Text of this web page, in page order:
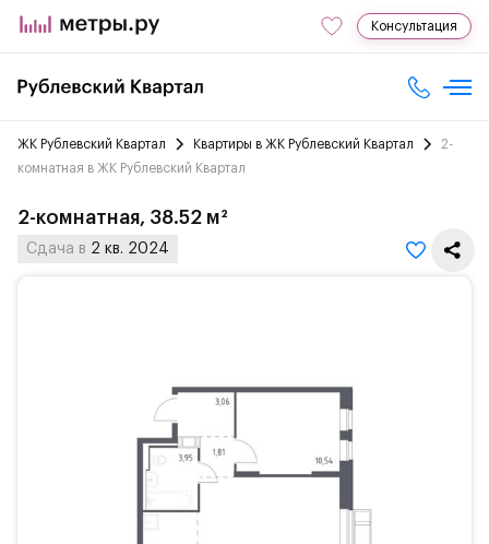
Консультация
ЖК Рублевский Квартал Квартиры в ЖК Рублевский Квартал
2-
комнатная в ЖК Рублевский Квартал
2-комнатная, 38.52 м²
Сдача в 2 кв. 2024